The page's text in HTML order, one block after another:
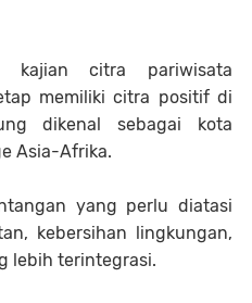
kajian citra pariwisata
memiliki citra positif di
dikenal sebagai kota
Asia-Afrika.
yang perlu diatasi
kebersihan lingkungan,
lebih terintegrasi.